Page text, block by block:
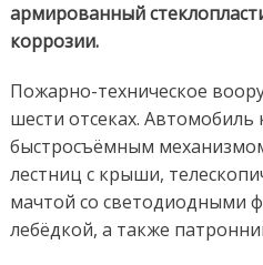
армированный
коррозии.
Пожарно-техническое
шести отсеках. Автомобиль
быстросъёмным
лестниц с крыши,
мачтой со светодиодными
лебёдкой, а также